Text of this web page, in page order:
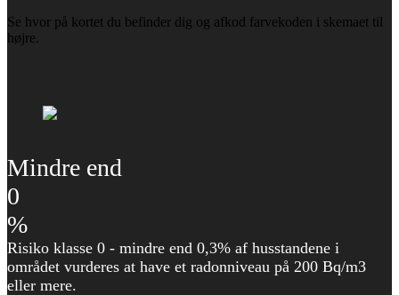
Se hvor på kortet du befinder dig og afkod farvekoden i skemaet til
højre.
Mindre end
0
%
Risiko klasse 0 - mindre end 0,3% af husstandene i
området vurderes at have et radonniveau på 200 Bq/m3
eller mere.